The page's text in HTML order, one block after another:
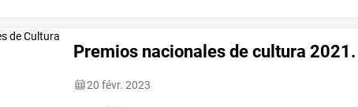
Premios nacionales de cultura 2021.
20 févr. 2023